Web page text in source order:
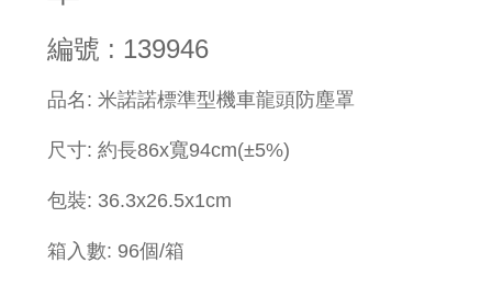
編號 : 139946
品名: 米諾諾標準型機車龍頭防塵罩
尺寸: 約長86x寬94cm(±5%)
包裝: 36.3x26.5x1cm
箱入數: 96個/箱